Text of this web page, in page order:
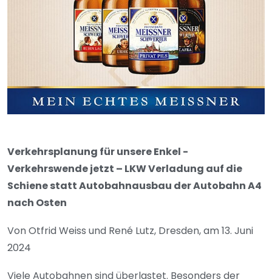
Verkehrsplanung für unsere Enkel -
Verkehrswende jetzt – LKW Verladung auf die
Schiene statt Autobahnausbau der Autobahn A4
nach Osten
Von Otfrid Weiss und René Lutz, Dresden, am 13. Juni
2024
Viele Autobahnen sind überlastet. Besonders der